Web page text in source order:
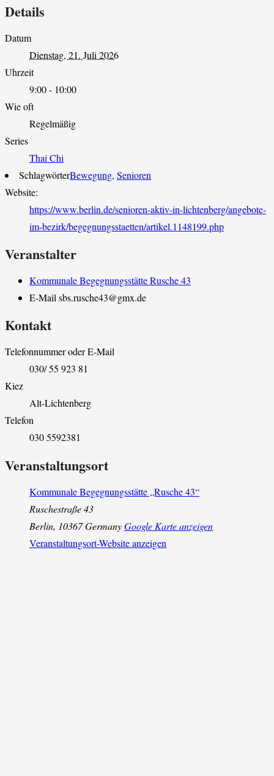
Details
Datum
Dienstag, 21. Juli 2026
Uhrzeit
9:00 - 10:00
Wie oft
Regelmäßig
Series
Thai Chi
SchlagwörterBewegung, Senioren
Website:
https://www.berlin.de/senioren-aktiv-in-lichtenberg/angebote-
im-bezirk/begegnungsstaetten/artikel.1148199.php
Veranstalter
Kommunale Begegnungsstätte Rusche 43
E-Mailsbs.rusche43@gmx.de
Kontakt
Telefonnummer oder E-Mail
030/ 55 923 81
Kiez
Alt-Lichtenberg
Telefon
030 5592381
Veranstaltungsort
Kommunale Begegnungsstätte „Rusche 43“
Ruschestraße 43
Berlin, 10367GermanyGoogle Karte anzeigen
Veranstaltungsort-Website anzeigen